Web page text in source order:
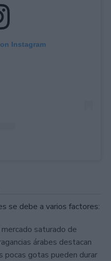
Instagram
se debe a varios factores:
mercado saturado de
árabes destacan
pocas gotas pueden durar